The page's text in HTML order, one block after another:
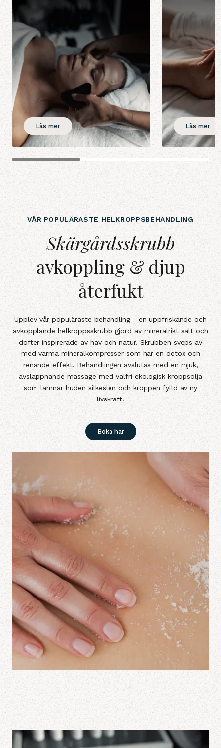
Läs mer Läs mer
VÅR POPULÄRASTE HELKROPPSBEHANDLING
Skärgårdsskrubbavkoppling
Skärgårdsskrubb
avkoppling & djup
återfukt
Upplev vår populäraste behandling - en uppfriskande och
avkopplande helkroppsskrubb gjord av mineralrikt salt och
dofter inspirerade av hav och natur. Skrubben sveps av
med varma mineralkompresser som har en detox och
renande effekt. Behandlingen avslutas med en mjuk,
avslappnande massage med valfri ekologisk kroppsolja
som lämnar huden silkeslen och kroppen fylld av ny
livskraft.
Boka här